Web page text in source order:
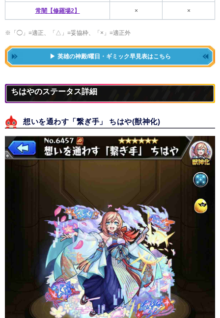
常闇【修羅場2】 × ×
※ 「◯」=適正、「△」=妥協枠、「×」=適正外
英雄の神殿/曜日・ギミック早見表はこちら
ちはやのステータス詳細
想いを通わす「繋ぎ手」 ちはや(獣神化)